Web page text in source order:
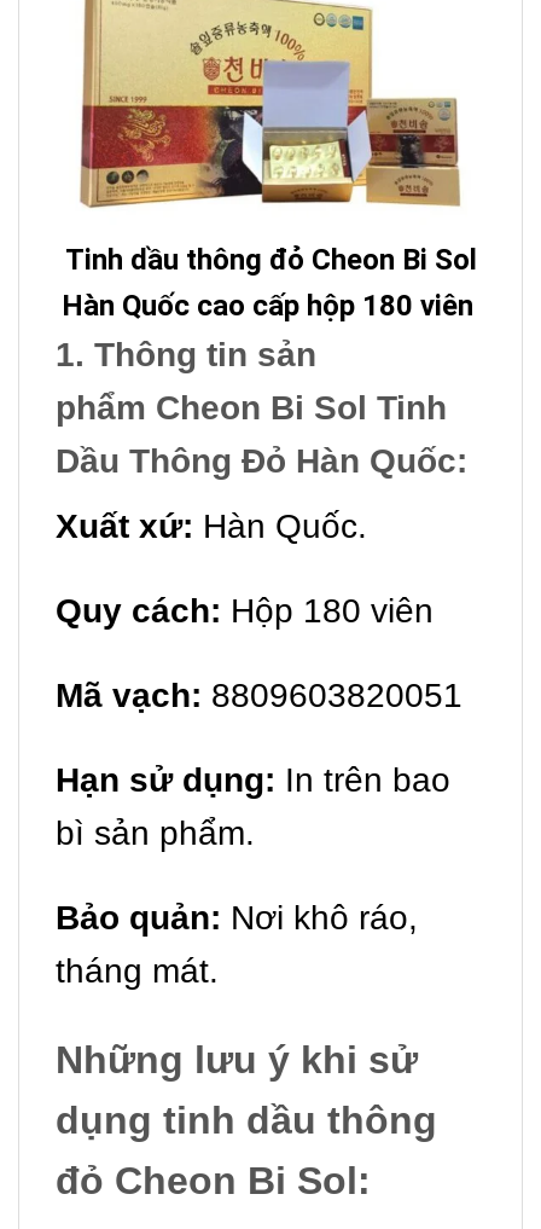
Tinh dầu thông đỏ Cheon Bi Sol
Hàn Quốc cao cấp hộp 180 viên
1. Thông tin sản
phẩm Cheon Bi Sol Tinh
Dầu Thông Đỏ Hàn Quốc:
Xuất xứ: Hàn Quốc.
Quy cách: Hộp 180 viên
Mã vạch: 8809603820051
Hạn sử dụng: In trên bao
bì sản phẩm.
Bảo quản: Nơi khô ráo,
tháng mát.
Những lưu ý khi sử
dụng tinh dầu thông
đỏ Cheon Bi Sol: